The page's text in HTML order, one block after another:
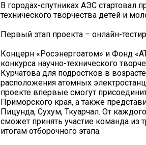
В городах-спутниках АЭС стартовал
технического творчества детей и
Первый этап проекта – онлайн-
Концерн «Росэнергоатом» и Фонд
конкурса научно-технического
Курчатова для подростков в
расположения атомных
проекте впервые смогут
Приморского края, а также
Пицунда, Сухум, Ткуарчал. От
сможет принять участие команда из
итогам отборочного этапа.